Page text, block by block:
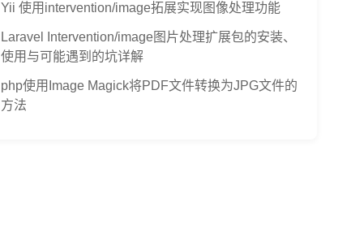
Yii 使用intervention/image拓展实现图像处理功能
Laravel Intervention/image图片处理扩展包的安装、
使用与可能遇到的坑详解
php使用Image Magick将PDF文件转换为JPG文件的
方法